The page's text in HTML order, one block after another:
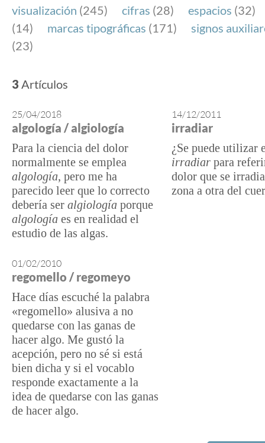
visualización (245) cifras (28) espacios (32)
(14)
marcas tipográficas (171)
signos
(23)
3 Artículos
25/04/2018
algología / algiología
Para la ciencia del dolor
normalmente se emplea
algología, pero me ha
parecido leer que lo correcto
debería ser algiología porque
algología es en realidad el
estudio de las algas.
14/12/2011
irradiar
¿Se puede utilizar
irradiar para
dolor que se
zona a otra del
01/02/2010
regomello / regomeyo
Hace días escuché la palabra
«regomello» alusiva a no
quedarse con las ganas de
hacer algo. Me gustó la
acepción, pero no sé si está
bien dicha y si el vocablo
responde exactamente a la
idea de quedarse con las ganas
de hacer algo.